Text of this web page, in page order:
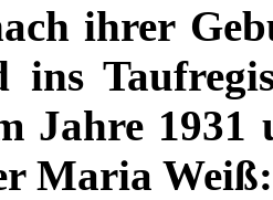
ihrer
ins
Jahre
Maria Weiß: